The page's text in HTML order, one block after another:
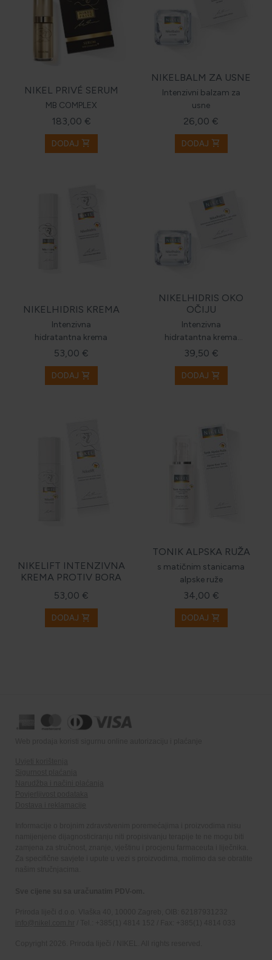
NIKEL PRIVÉ SERUM
MB COMPLEX
183,00 €
DODAJ shopping_cart
NIKELBALM ZA USNE
Intenzivni balzam za
usne
26,00 €
DODAJ shopping_cart
NIKELHIDRIS KREMA
Intenzivna
hidratantna krema
53,00 €
DODAJ shopping_cart
NIKELHIDRIS OKO
OČIJU
Intenzivna
hidratantna krema
oko očiju
39,50 €
DODAJ shopping_cart
NIKELIFT INTENZIVNA
KREMA PROTIV BORA
53,00 €
DODAJ shopping_cart
TONIK ALPSKA RUŽA
s matičnim stanicama
alpske ruže
34,00 €
DODAJ shopping_cart